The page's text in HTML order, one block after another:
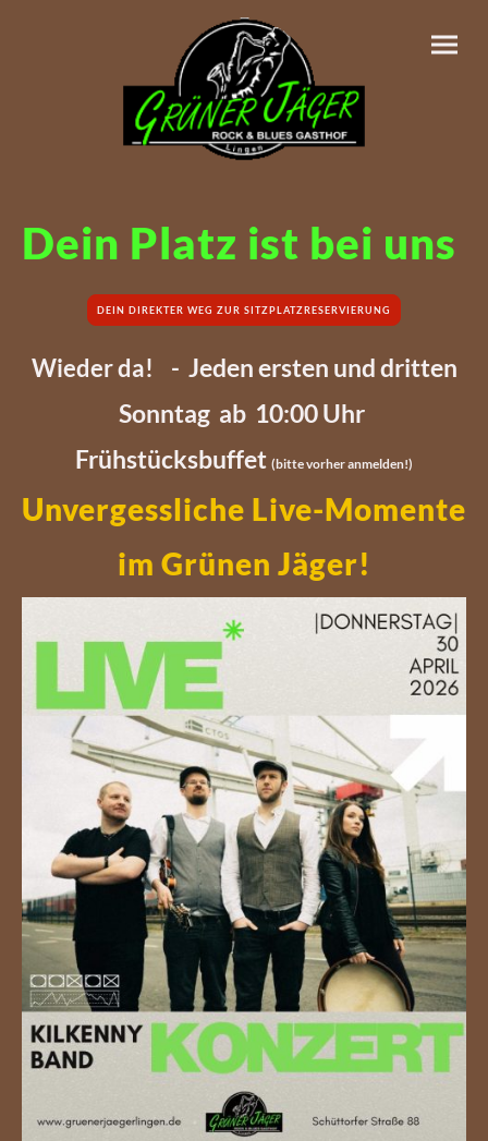
Dein Platz ist bei uns
DEIN DIREKTER WEG ZUR SITZPLATZRESERVIERUNG
Wieder da! - Jeden ersten und dritten
Sonntag ab 10:00 Uhr
Frühstücksbuffet (bitte vorher anmelden!)
Unvergessliche Live-Momente
im Grünen Jäger!